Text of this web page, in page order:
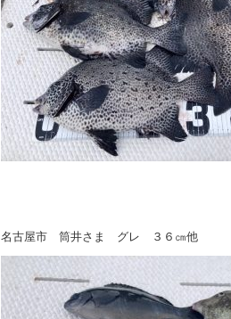
名古屋市 筒井さま グレ ３６㎝他